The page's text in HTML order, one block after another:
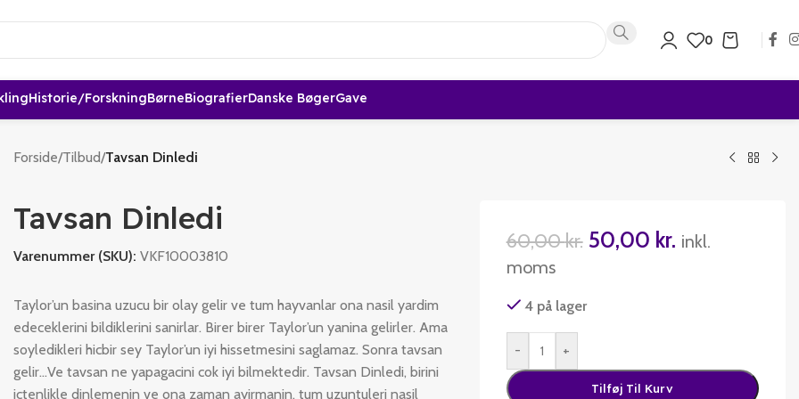
0
Historie/forskningBørneBiografierDanske BøgerGave
Forside/Tilbud/Tavsan Dinledi
Tavsan Dinledi
Varenummer (SKU): VKF10003810
Taylor’un basina uzucu bir olay gelir ve tum hayvanlar ona nasil yardim
edeceklerini bildiklerini sanirlar. Birer birer Taylor’un yanina gelirler. Ama
soyledikleri hicbir sey Taylor’un iyi hissetmesini saglamaz. Sonra tavsan
gelir…Ve tavsan ne yapagacini cok iyi bilmektedir. Tavsan Dinledi, birini
ictenlikle dinlemenin ve ona zaman ayirmanin, tum uzuntuleri nasil
60,00kr. 50,00 kr. inkl.
moms
4 på lager
- +
Tilføj Til Kurv